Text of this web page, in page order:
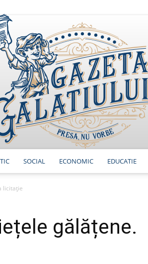
SOCIAL ECONOMIC EDUCATIE
licitație
gălățene.